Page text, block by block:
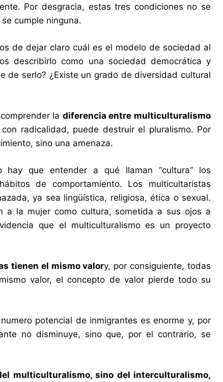
Por desgracia, estas tres condiciones no se
cumple ninguna.
de dejar claro cuál es el modelo de sociedad al
describirlo como una sociedad democrática y
de serlo? ¿Existe un grado de diversidad cultural
la diferencia entre multiculturalismo
radicalidad, puede destruir el pluralismo. Por
sino una amenaza.
hay que entender a qué llaman “cultura” los
de comportamiento. Los multicultaristas
ya sea lingüística, religiosa, ética o sexual.
a la mujer como cultura, sometida a sus ojos a
que el multiculturalismo es un proyecto
tienen el mismo valory, por consiguiente, todas
valor, el concepto de valor pierde todo su
potencial de inmigrantes es enorme y, por
no disminuye, sino que, por el contrario, se
multiculturalismo, sino del interculturalismo,